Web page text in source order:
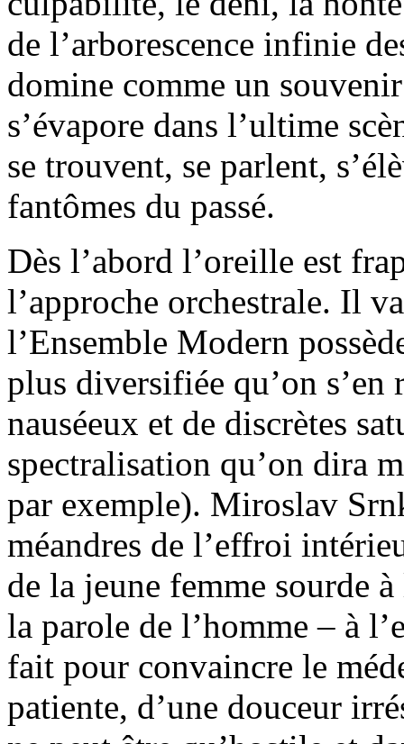
de l’arborescence infinie
domine comme un
s’évapore dans l’ultime
se trouvent, se parlent,
fantômes du passé.
Dès l’abord l’oreille est
l’approche orchestrale. Il
l’Ensemble Modern
plus diversifiée qu’on s’en
nauséeux et de discrètes
spectralisation qu’on dira
par exemple). Miroslav
méandres de l’effroi
de la jeune femme sourde
la parole de l’homme – à
fait pour convaincre le
patiente, d’une douceur